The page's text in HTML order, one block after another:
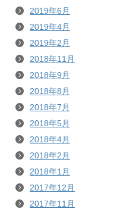
2019年6月
2019年4月
2019年2月
2018年11月
2018年9月
2018年8月
2018年7月
2018年5月
2018年4月
2018年2月
2018年1月
2017年12月
2017年11月